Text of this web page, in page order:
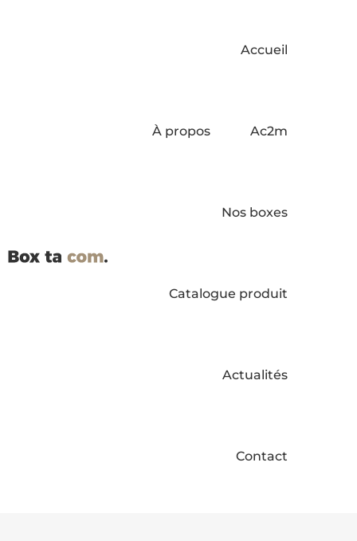
Accueil
À propos Ac2m
Nos boxes
Catalogue produit
Actualités
Contact